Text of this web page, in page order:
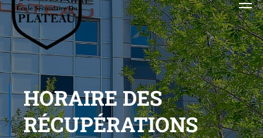
HORAIRE DES
RÉCUPÉRATIONS